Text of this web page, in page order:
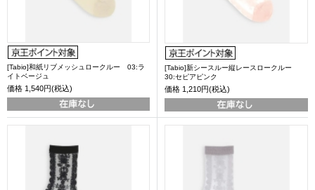
[Tabio]和紙リブメッシュロークルー 03:ラ
イトベージュ
価格 1,540円(税込)
[Tabio]新シースルー縦レースロークルー
30:セピアピンク
価格 1,210円(税込)